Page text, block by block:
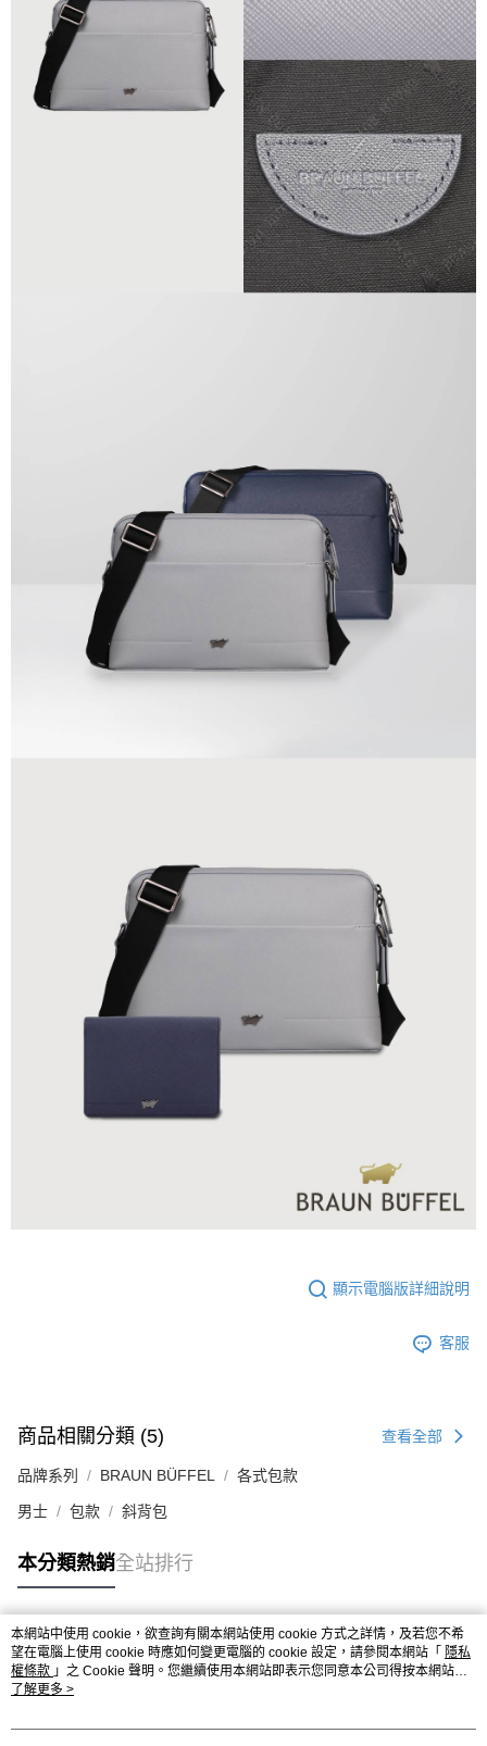
顯示電腦版詳細說明
客服
商品相關分類 (5) 查看全部
品牌系列 BRAUN BÜFFEL 各式包款
男士 包款 斜背包
本分類熱銷全站排行
熱門標籤
本網站中使用 cookie，欲查詢有關本網站使用 cookie 方式之詳情，及若您不希
望在電腦上使用 cookie 時應如何變更電腦的 cookie 設定，請參閱本網站「 隱私
權條款 」之 Cookie 聲明。您繼續使用本網站即表示您同意本公司得按本網站使
用條款之 Cookie 聲明使用 cookie。
了解更多 >